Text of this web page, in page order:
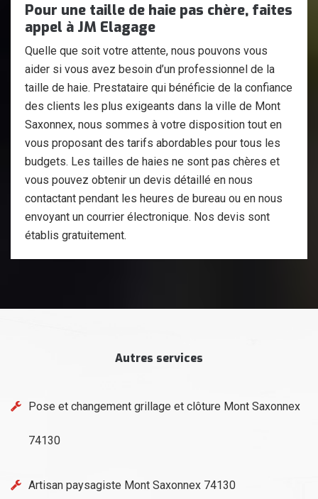
Pour une taille de haie pas chère, faites
appel à JM Elagage
Quelle que soit votre attente, nous pouvons vous
aider si vous avez besoin d’un professionnel de la
taille de haie. Prestataire qui bénéficie de la confiance
des clients les plus exigeants dans la ville de Mont
Saxonnex, nous sommes à votre disposition tout en
vous proposant des tarifs abordables pour tous les
budgets. Les tailles de haies ne sont pas chères et
vous pouvez obtenir un devis détaillé en nous
contactant pendant les heures de bureau ou en nous
envoyant un courrier électronique. Nos devis sont
établis gratuitement.
Autres services
Pose et changement grillage et clôture Mont Saxonnex
74130
Artisan paysagiste Mont Saxonnex 74130